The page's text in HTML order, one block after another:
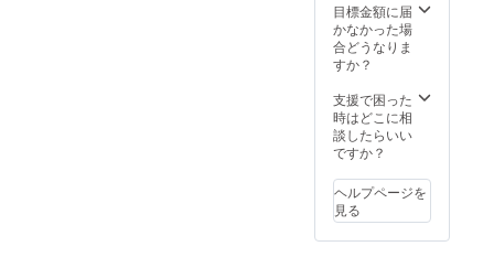
目標金額に届
かなかった場
合どうなりま
すか？
支援で困った
時はどこに相
談したらいい
ですか？
ヘルプページを
見る